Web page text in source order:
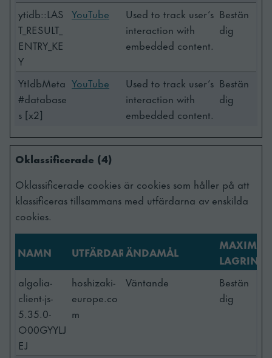
ytidb::LAS
T_RESULT_
ENTRY_KE
Y
YouTube
Used to track user’s
interaction with
embedded content.
Bestän
dig
YtIdbMeta
#database
s [x2]
YouTube
Used to track user’s
interaction with
embedded content.
Bestän
dig
Oklassificerade (4)
Oklassificerade cookies är cookies som håller på att
klassificeras tillsammans med utfärdarna av enskilda
cookies.
NAMN UTFÄRDAREÄNDAMÅL
MAXIMAL
algolia-
client-js-
5.35.0-
O00GYYLJ
EJ
hoshizaki-
europe.co
m
Väntande
Bestän
dig